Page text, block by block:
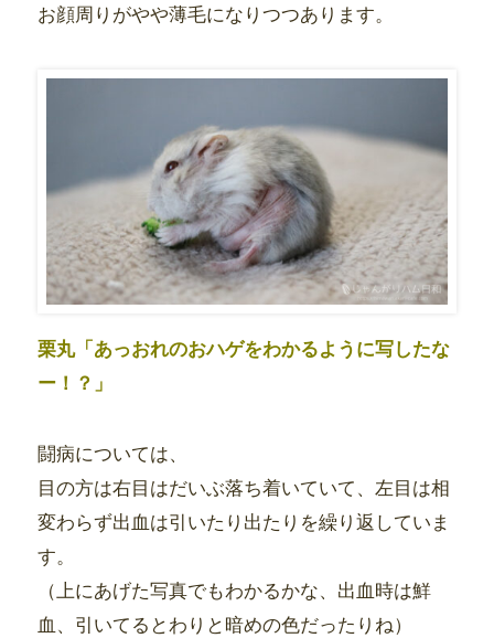
お顔周りがやや薄毛になりつつあります。
栗丸「あっおれのおハゲをわかるように写したな
ー！？」
闘病については、
目の方は右目はだいぶ落ち着いていて、左目は相
変わらず出血は引いたり出たりを繰り返していま
す。
（上にあげた写真でもわかるかな、出血時は鮮
血、引いてるとわりと暗めの色だったりね）